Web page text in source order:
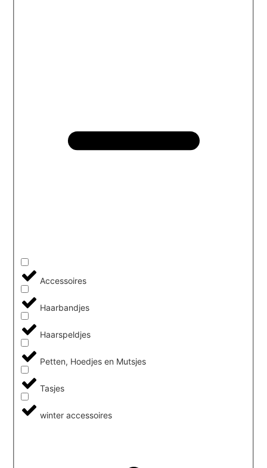
Accessoires
Haarbandjes
Haarspeldjes
Petten, Hoedjes en Mutsjes
Tasjes
winter accessoires